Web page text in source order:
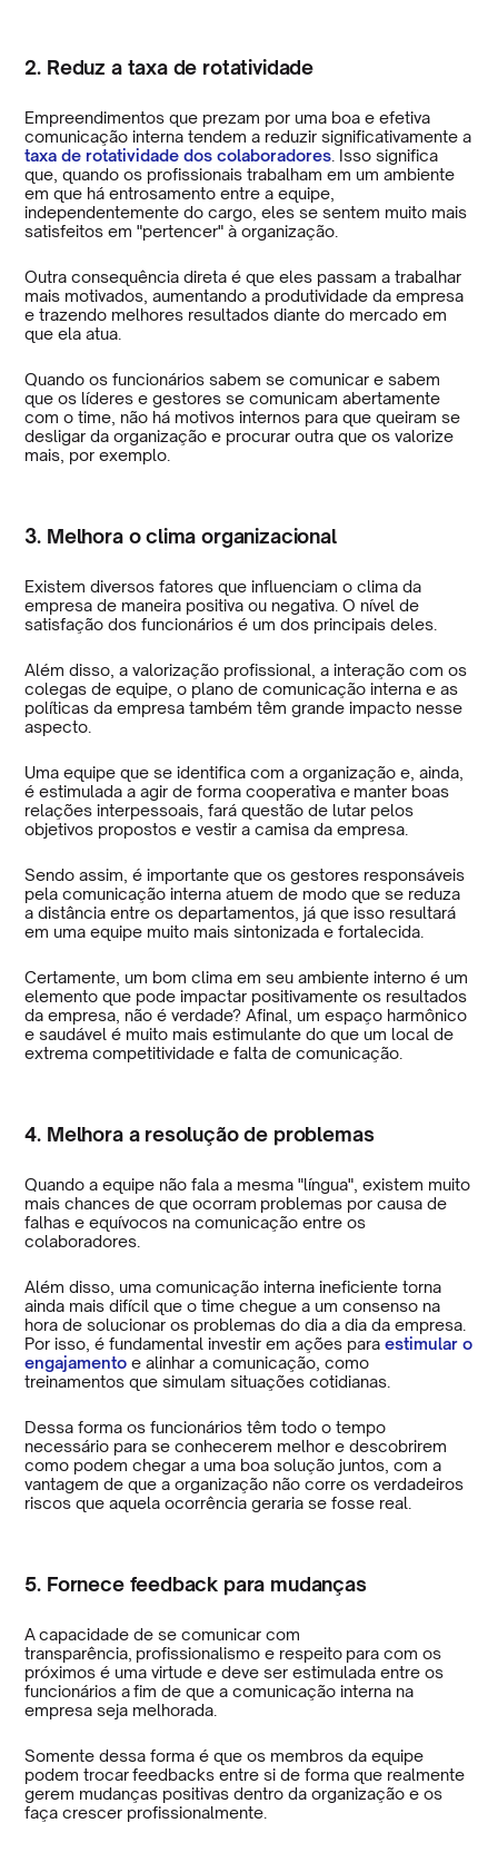
2. Reduz a taxa de rotatividade
Empreendimentos que prezam por uma boa e efetiva
comunicação interna tendem a reduzir significativamente a
taxa de rotatividade dos colaboradores . Isso significa
que, quando os profissionais trabalham em um ambiente
em que há entrosamento entre a equipe,
independentemente do cargo, eles se sentem muito mais
satisfeitos em "pertencer" à organização.
Outra consequência direta é que eles passam a trabalhar
mais motivados, aumentando a produtividade da empresa
e trazendo melhores resultados diante do mercado em
que ela atua.
Quando os funcionários sabem se comunicar e sabem
que os líderes e gestores se comunicam abertamente
com o time, não há motivos internos para que queiram se
desligar da organização e procurar outra que os valorize
mais, por exemplo.
3. Melhora o clima organizacional
Existem diversos fatores que influenciam o clima da
empresa de maneira positiva ou negativa. O nível de
satisfação dos funcionários é um dos principais deles.
Além disso, a valorização profissional, a interação com os
colegas de equipe, o plano de comunicação interna e as
políticas da empresa também têm grande impacto nesse
aspecto.
Uma equipe que se identifica com a organização e, ainda,
é estimulada a agir de forma cooperativa e manter boas
relações interpessoais, fará questão de lutar pelos
objetivos propostos e vestir a camisa da empresa.
Sendo assim, é importante que os gestores responsáveis
pela comunicação interna atuem de modo que se reduza
a distância entre os departamentos, já que isso resultará
em uma equipe muito mais sintonizada e fortalecida.
Certamente, um bom clima em seu ambiente interno é um
elemento que pode impactar positivamente os resultados
da empresa, não é verdade? Afinal, um espaço harmônico
e saudável é muito mais estimulante do que um local de
extrema competitividade e falta de comunicação.
4. Melhora a resolução de problemas
Quando a equipe não fala a mesma "língua", existem muito
mais chances de que ocorram problemas por causa de
falhas e equívocos na comunicação entre os
colaboradores.
Além disso, uma comunicação interna ineficiente torna
ainda mais difícil que o time chegue a um consenso na
hora de solucionar os problemas do dia a dia da empresa.
Por isso, é fundamental investir em ações paraestimular o
engajamento e alinhar a comunicação, como
treinamentos que simulam situações cotidianas.
Dessa forma os funcionários têm todo o tempo
necessário para se conhecerem melhor e descobrirem
como podem chegar a uma boa solução juntos, com a
vantagem de que a organização não corre os verdadeiros
riscos que aquela ocorrência geraria se fosse real.
5. Fornece feedback para mudanças
A capacidade de se comunicar com
transparência, profissionalismo e respeito para com os
próximos é uma virtude e deve ser estimulada entre os
funcionários a fim de que a comunicação interna na
empresa seja melhorada.
Somente dessa forma é que os membros da equipe
podem trocar feedbacks entre si de forma que realmente
gerem mudanças positivas dentro da organização e os
faça crescer profissionalmente.